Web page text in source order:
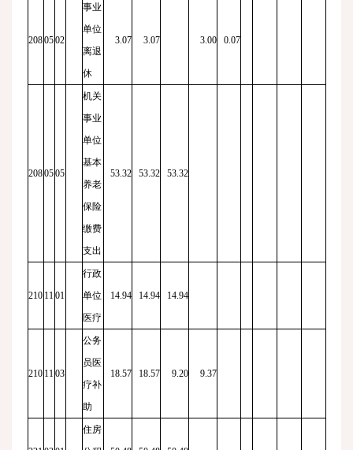
2080502
事业
单位
离退
休
3.07 3.07 3.00 0.07
2080505
机关
事业
单位
基本
养老
保险
缴费
支出
53.32 53.32 53.32
210 1101
行政
单位
医疗
14.94 14.94 14.94
210 1103
公务
员医
疗补
助
18.57 18.57 9.20 9.37
住房